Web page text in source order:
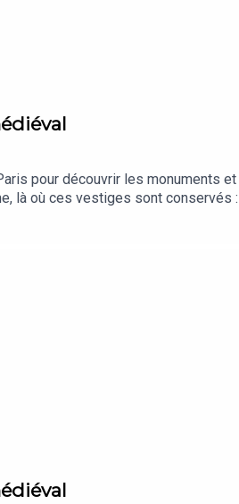
pour découvrir les monuments
là où ces vestiges sont
qui permet de
musée national du Moyen
musee